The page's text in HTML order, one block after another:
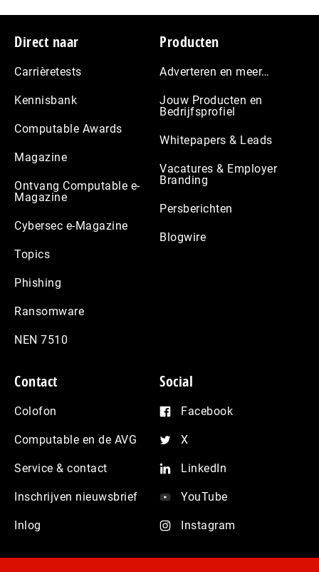
Footer
Direct naar
Carrièretests
Kennisbank
Computable Awards
Magazine
Ontvang Computable e-
Magazine
Cybersec e-Magazine
Topics
Phishing
Ransomware
NEN 7510
Producten
Adverteren en meer…
Jouw Producten en
Bedrijfsprofiel
Whitepapers & Leads
Vacatures & Employer
Branding
Persberichten
Blogwire
Contact
Colofon
Computable en de AVG
Service & contact
Inschrijven nieuwsbrief
Inlog
Social
Facebook
X
LinkedIn
YouTube
Instagram